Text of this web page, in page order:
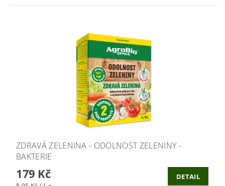
ZDRAVÁ ZELENINA - ODOLNOST ZELENINY -
BAKTERIE
179 Kč DETAIL